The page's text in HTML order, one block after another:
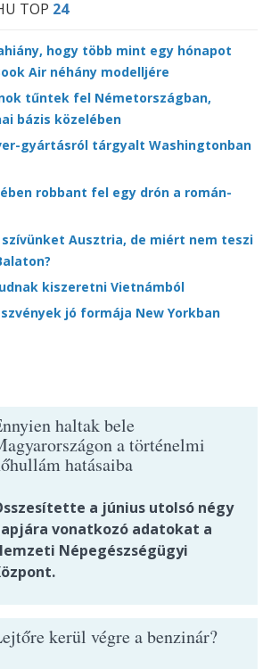
TOP 24
hogy több mint egy hónapot
Air néhány modelljére
tűntek fel Németországban,
bázis közelében
gyártásról tárgyalt Washingtonban
robbant fel egy drón a román-
Ausztria, de miért nem teszi
kiszeretni Vietnámból
jó formája New Yorkban
haltak bele
a történelmi
hatásaiba
a június utolsó négy
vonatkozó adatokat a
Népegészségügyi
kerül végre a benzinár?